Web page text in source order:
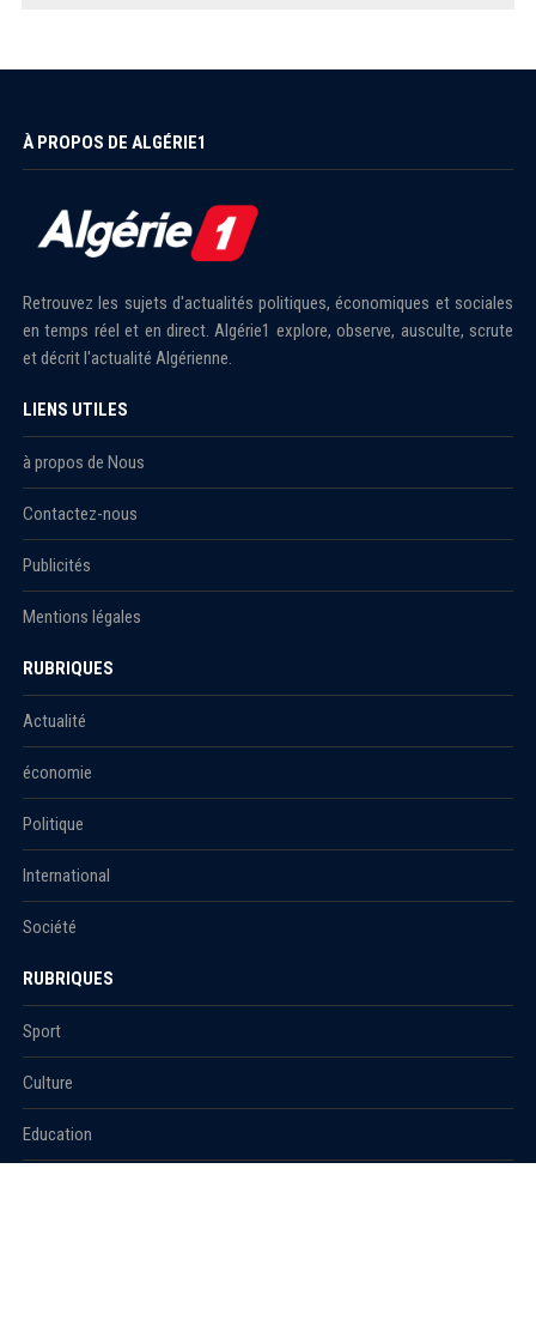
À PROPOS DE ALGÉRIE1
Retrouvez les sujets d'actualités politiques, économiques et sociales
en temps réel et en direct. Algérie1 explore, observe, ausculte, scrute
et décrit l'actualité Algérienne.
LIENS UTILES
à propos de Nous
Contactez-nous
Publicités
Mentions légales
RUBRIQUES
Actualité
économie
Politique
International
Société
RUBRIQUES
Sport
Culture
Education